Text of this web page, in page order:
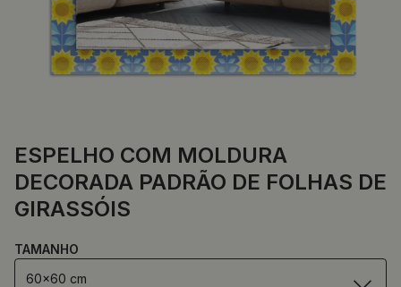
ESPELHO COM MOLDURA
DECORADA PADRÃO DE FOLHAS DE
GIRASSÓIS
TAMANHO
60x60 cm